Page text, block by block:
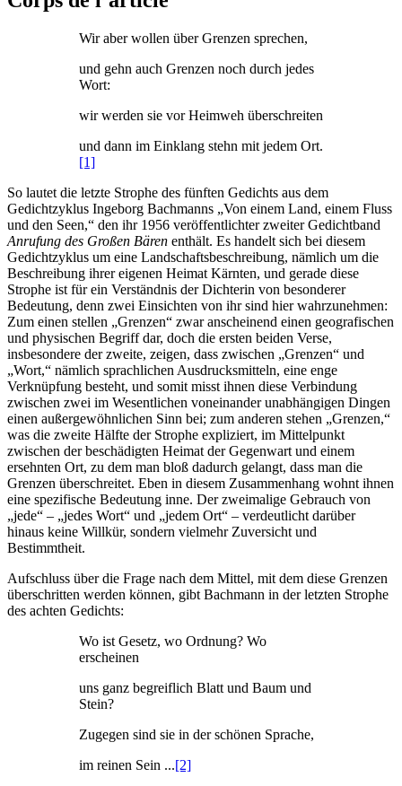
Wir aber wollen über Grenzen sprechen,
und gehn auch Grenzen noch durch jedes
Wort:
wir werden sie vor Heimweh überschreiten
und dann im Einklang stehn mit jedem Ort.
[1]
So lautet die letzte Strophe des fünften Gedichts aus dem
Gedichtzyklus Ingeborg Bachmanns „Von einem Land, einem Fluss
und den Seen,“ den ihr 1956 veröffentlichter zweiter Gedichtband
Anrufung des Großen Bären enthält. Es handelt sich bei diesem
Gedichtzyklus um eine Landschaftsbeschreibung, nämlich um die
Beschreibung ihrer eigenen Heimat Kärnten, und gerade diese
Strophe ist für ein Verständnis der Dichterin von besonderer
Bedeutung, denn zwei Einsichten von ihr sind hier wahrzunehmen:
Zum einen stellen „Grenzen“ zwar anscheinend einen geografischen
und physischen Begriff dar, doch die ersten beiden Verse,
insbesondere der zweite, zeigen, dass zwischen „Grenzen“ und
„Wort,“ nämlich sprachlichen Ausdrucksmitteln, eine enge
Verknüpfung besteht, und somit misst ihnen diese Verbindung
zwischen zwei im Wesentlichen voneinander unabhängigen Dingen
einen außergewöhnlichen Sinn bei; zum anderen stehen „Grenzen,“
was die zweite Hälfte der Strophe expliziert, im Mittelpunkt
zwischen der beschädigten Heimat der Gegenwart und einem
ersehnten Ort, zu dem man bloß dadurch gelangt, dass man die
Grenzen überschreitet. Eben in diesem Zusammenhang wohnt ihnen
eine spezifische Bedeutung inne. Der zweimalige Gebrauch von
„jede“ – „jedes Wort“ und „jedem Ort“ – verdeutlicht darüber
hinaus keine Willkür, sondern vielmehr Zuversicht und
Bestimmtheit.
Aufschluss über die Frage nach dem Mittel, mit dem diese Grenzen
überschritten werden können, gibt Bachmann in der letzten Strophe
des achten Gedichts:
Wo ist Gesetz, wo Ordnung? Wo
erscheinen
uns ganz begreiflich Blatt und Baum und
Stein?
Zugegen sind sie in der schönen Sprache,
im reinen Sein ...[2]